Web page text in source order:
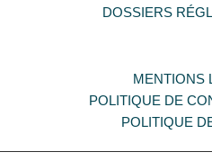
DOSSIERS
MENTIONS
POLITIQUE DE
POLITIQUE